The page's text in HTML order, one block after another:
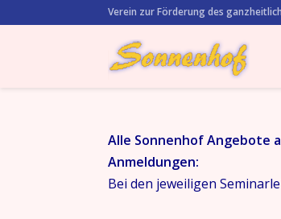
Verein zur Förderung des
Alle Sonnenhof Angebote
Anmeldungen:
Bei den jeweiligen